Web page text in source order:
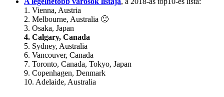
1. Vienna, Austria
2. Melbourne, Australia 🙂
3. Osaka, Japan
4. Calgary, Canada
5. Sydney, Australia
6. Vancouver, Canada
7. Toronto, Canada, Tokyo, Japan
9. Copenhagen, Denmark
10. Adelaide, Australia